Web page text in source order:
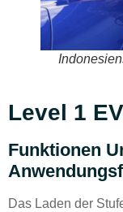
Level 1
Funktionen
Das Laden der